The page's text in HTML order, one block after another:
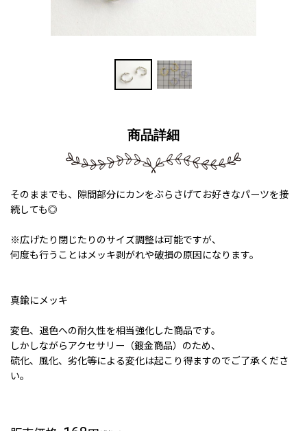
商品詳細
そのままでも、隙間部分にカンをぶらさげてお好きなパーツを接
続しても◎
※広げたり閉じたりのサイズ調整は可能ですが、
何度も行うことはメッキ剥がれや破損の原因になります。
真鍮にメッキ
変色、退色への耐久性を相当強化した商品です。
しかしながらアクセサリー（鍍金商品）のため、
硫化、風化、劣化等による変化は起こり得ますのでご了承くださ
い。